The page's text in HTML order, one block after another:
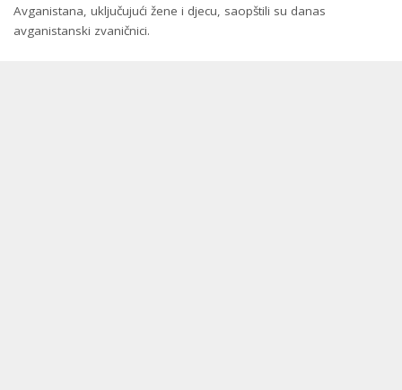
Avganistana, uključujući žene i djecu, saopštili su danas
avganistanski zvaničnici.